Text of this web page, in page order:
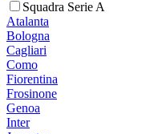
Squadra Serie A
Atalanta
Bologna
Cagliari
Como
Fiorentina
Frosinone
Genoa
Inter